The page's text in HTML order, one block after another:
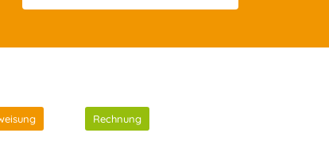
Rechnung